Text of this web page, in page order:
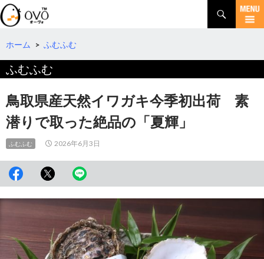
検
索
コ
テ
へ
動
ホーム > ふむふむ
ふむふむ
鳥取県産天然イワガキ今季初出荷 素
潜りで取った絶品の「夏輝」
ふむふむ 2026年6月3日